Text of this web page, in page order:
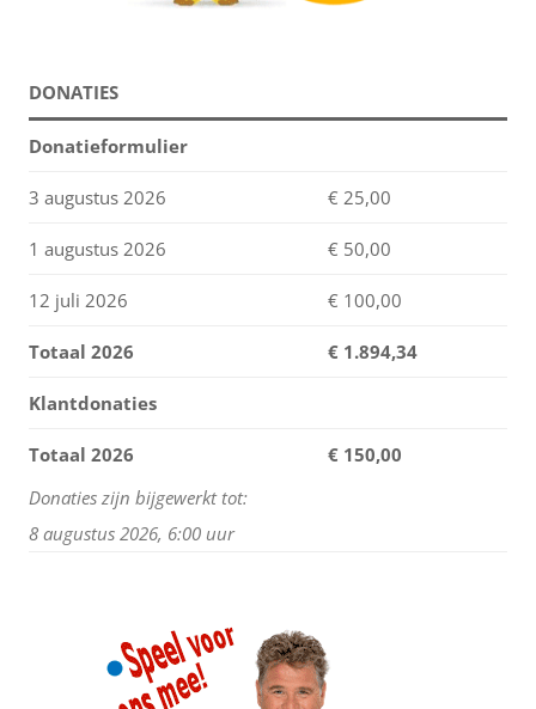
DONATIES
Donatieformulier
3 augustus 2026 € 25,00
1 augustus 2026 € 50,00
12 juli 2026 € 100,00
Totaal 2026 € 1.894,34
Klantdonaties
Totaal 2026
€ 150,00
Donaties zijn bijgewerkt tot:
8 augustus 2026, 6:00 uur